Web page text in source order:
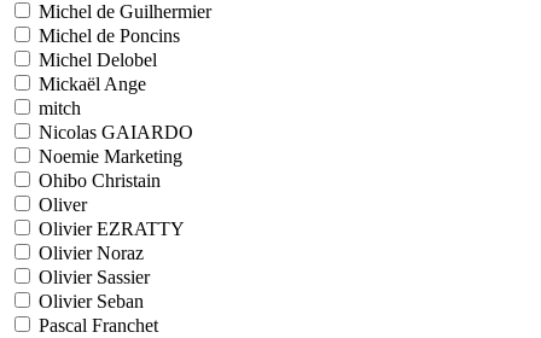
Michel de Guilhermier
Michel de Poncins
Michel Delobel
Mickaël Ange
mitch
Nicolas GAIARDO
Noemie Marketing
Ohibo Christain
Oliver
Olivier EZRATTY
Olivier Noraz
Olivier Sassier
Olivier Seban
Pascal Franchet